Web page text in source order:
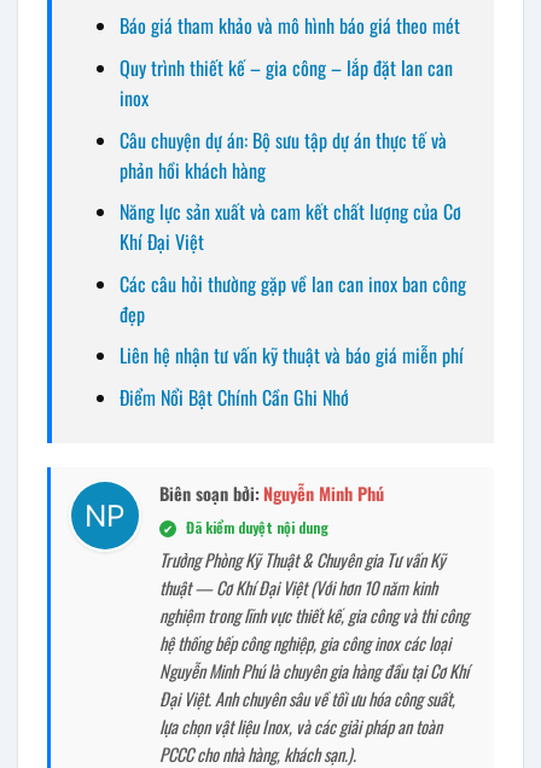
Báo giá tham khảo và mô hình báo giá theo mét
Quy trình thiết kế – gia công – lắp đặt lan can
inox
Câu chuyện dự án: Bộ sưu tập dự án thực tế và
phản hồi khách hàng
Năng lực sản xuất và cam kết chất lượng của Cơ
Khí Đại Việt
Các câu hỏi thường gặp về lan can inox ban công
đẹp
Liên hệ nhận tư vấn kỹ thuật và báo giá miễn phí
Điểm Nổi Bật Chính Cần Ghi Nhớ
Biên soạn bởi:Nguyễn Minh Phú
✔ Đã kiểm duyệt nội dung
Trưởng Phòng Kỹ Thuật & Chuyên gia Tư vấn Kỹ
thuật — Cơ Khí Đại Việt (Với hơn 10 năm kinh
nghiệm trong lĩnh vực thiết kế, gia công và thi công
hệ thống bếp công nghiệp, gia công inox các loại
Nguyễn Minh Phú là chuyên gia hàng đầu tại Cơ Khí
Đại Việt. Anh chuyên sâu về tối ưu hóa công suất,
lựa chọn vật liệu Inox, và các giải pháp an toàn
PCCC cho nhà hàng, khách sạn.).